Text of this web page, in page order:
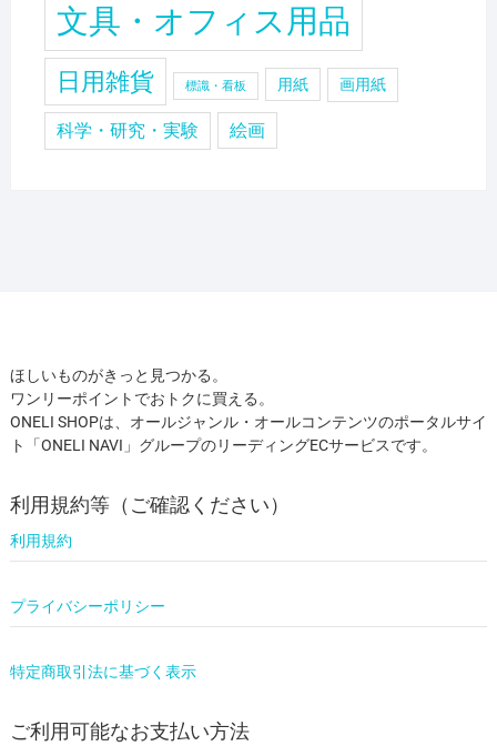
文具・オフィス用品
日用雑貨 標識・看板 用紙 画用紙
科学・研究・実験 絵画
ほしいものがきっと見つかる。
ワンリーポイントでおトクに買える。
ONELI SHOPは、オールジャンル・オールコンテンツのポータルサイ
ト「ONELI NAVI」グループのリーディングECサービスです。
利用規約等（ご確認ください）
利用規約
プライバシーポリシー
特定商取引法に基づく表示
ご利用可能なお支払い方法